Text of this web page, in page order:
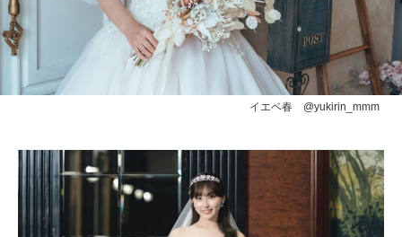
イエベ春 @yukirin_mmm